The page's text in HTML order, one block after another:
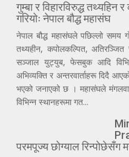
गुम्बा र विहारविरुद्ध तथ्यहिन
गरियोः नेपाल बौद्ध महासंघ
नेपाल बौद्ध महासंघले पछिल्लो समय
तथ्यहीन, कपोलकल्पित, अतिरञ्जित
सञ्जाल युट्युब, फेसबुक आदि
अभिव्यक्ति र अन्तरवार्ताहरू दिदै
भएको जनाएको छ । महासंघले मंगलवार
विभिन्न स्थानहरूमा गत...
परमपूज्य छोग्याल रिन्पोछेसँग